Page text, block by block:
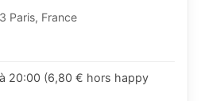
Paris, France
20:00 (6,80 € hors happy